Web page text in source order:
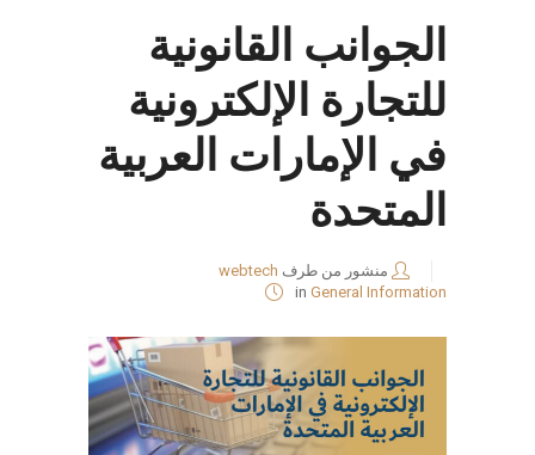
الجوانب القانونية
للتجارة الإلكترونية
في الإمارات العربية
المتحدة
منشور من طرف webtech
in General Information